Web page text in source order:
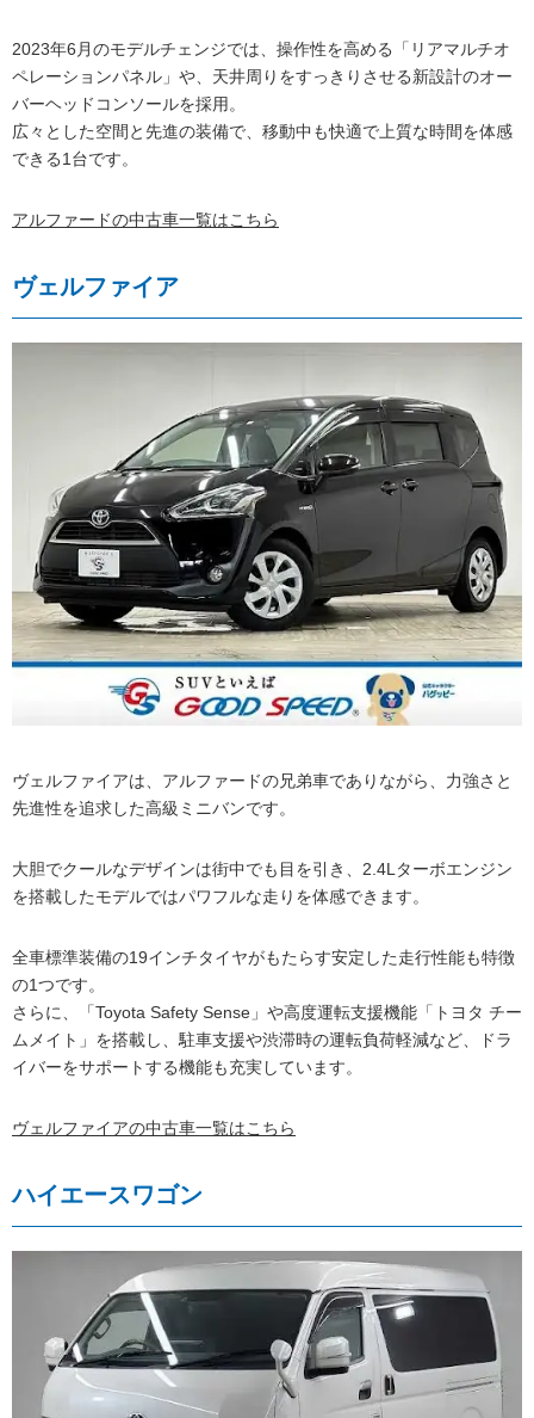
2023年6月のモデルチェンジでは、操作性を高める「リアマルチオ
ペレーションパネル」や、天井周りをすっきりさせる新設計のオー
バーヘッドコンソールを採用。
広々とした空間と先進の装備で、移動中も快適で上質な時間を体感
できる1台です。
アルファードの中古車一覧はこちら
ヴェルファイア
ヴェルファイアは、アルファードの兄弟車でありながら、力強さと
先進性を追求した高級ミニバンです。
大胆でクールなデザインは街中でも目を引き、2.4Lターボエンジン
を搭載したモデルではパワフルな走りを体感できます。
全車標準装備の19インチタイヤがもたらす安定した走行性能も特徴
の1つです。
さらに、「Toyota Safety Sense」や高度運転支援機能「トヨタ チー
ムメイト」を搭載し、駐車支援や渋滞時の運転負荷軽減など、ドラ
イバーをサポートする機能も充実しています。
ヴェルファイアの中古車一覧はこちら
ハイエースワゴン